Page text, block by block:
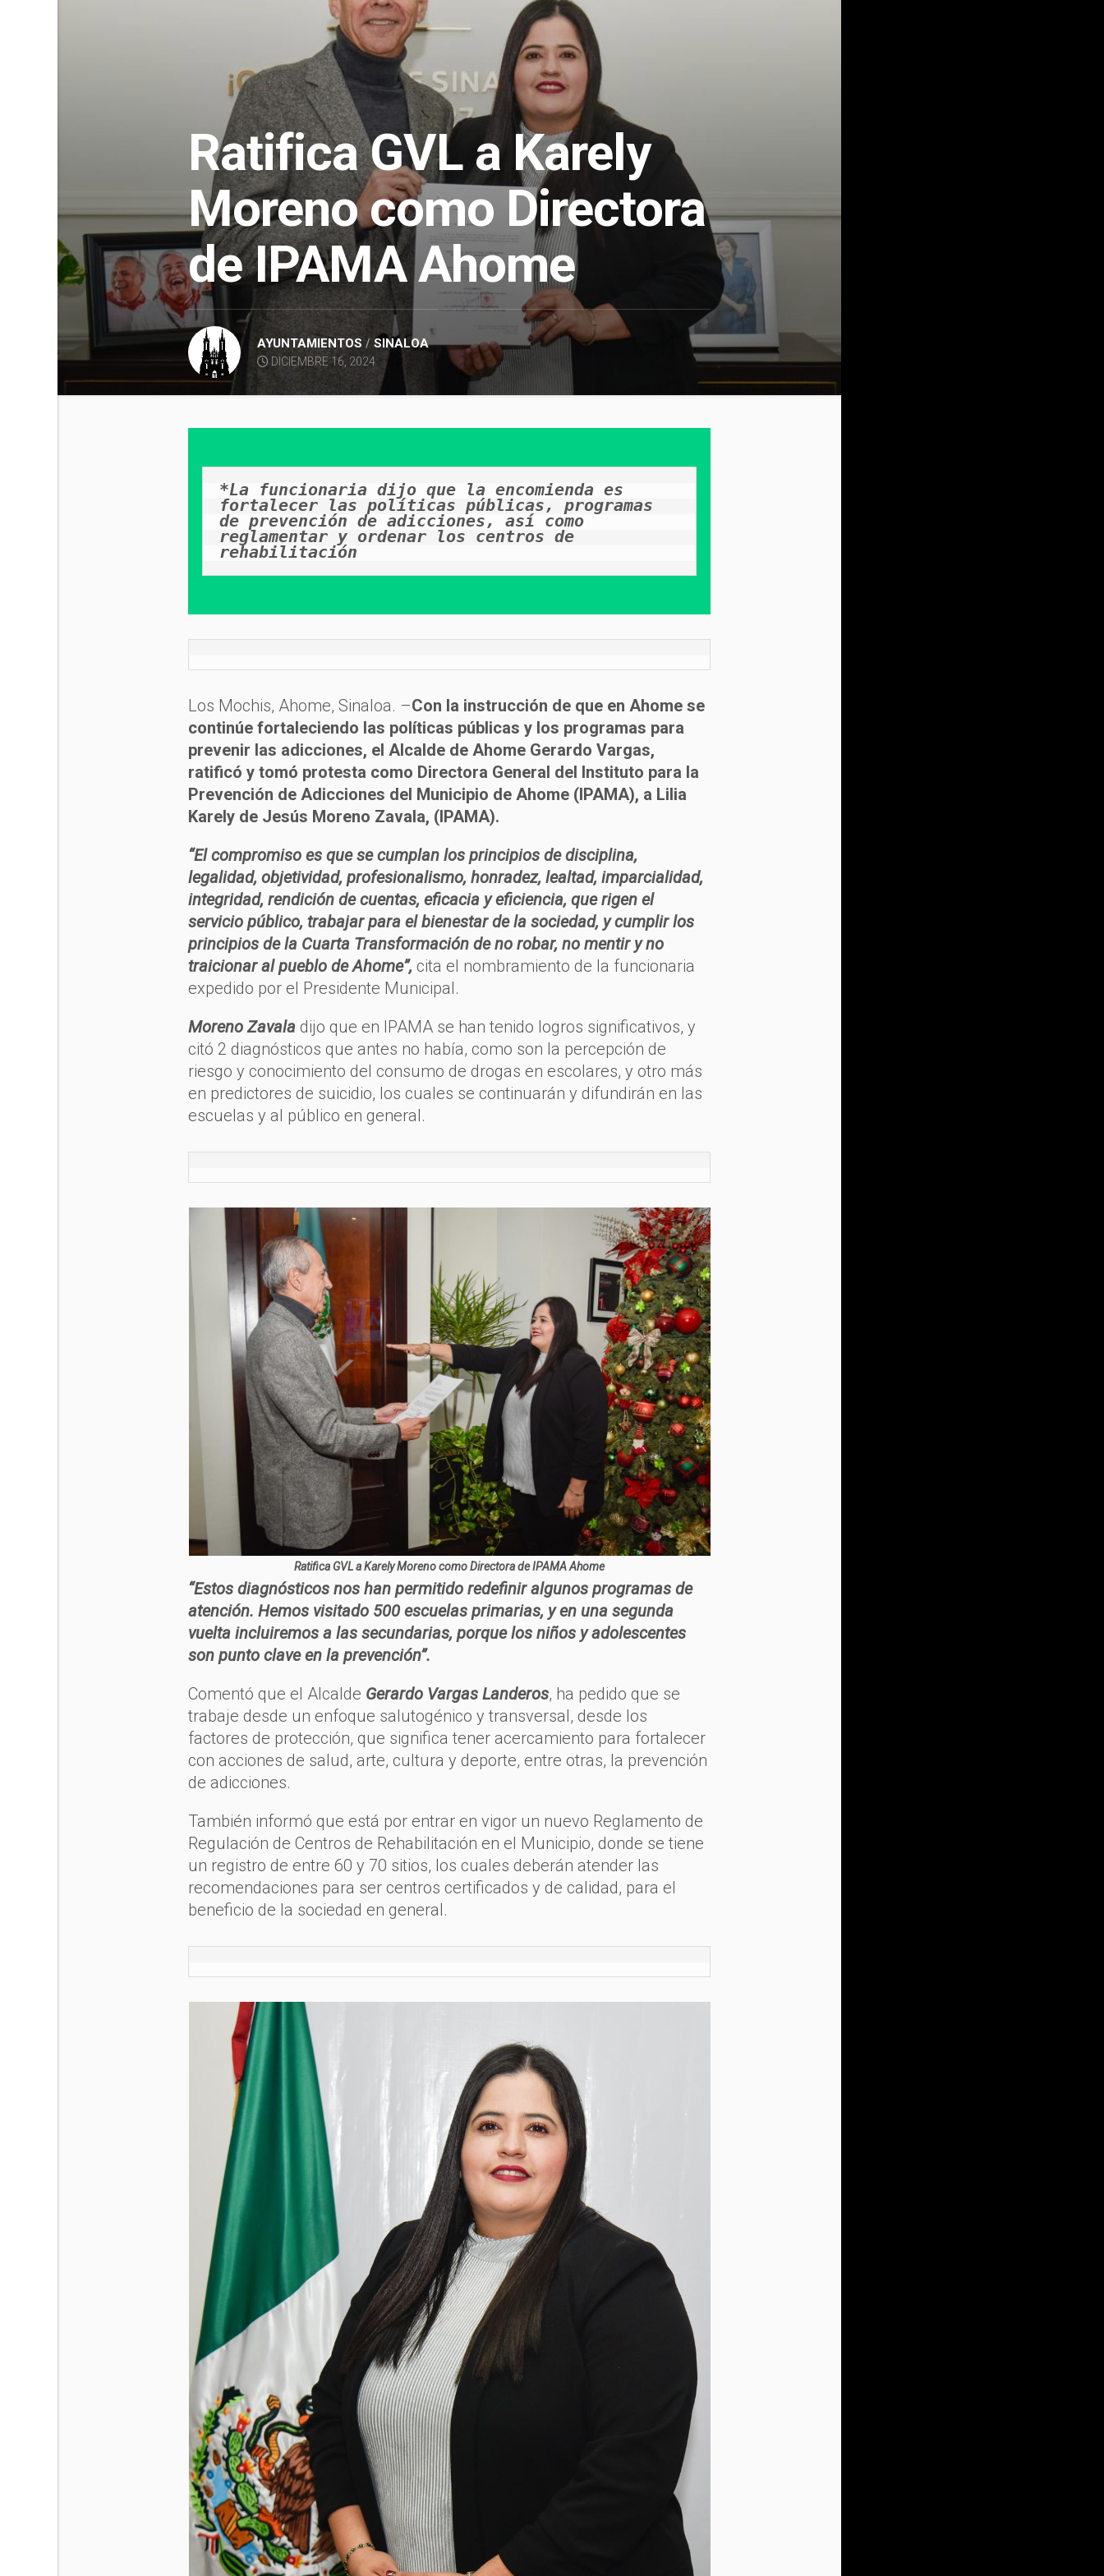
Ratifica GVL a Karely
Moreno como Directora
de IPAMA Ahome
AYUNTAMIENTOS /SINALOA
DICIEMBRE 16, 2024
*La funcionaria dijo que la encomienda es
fortalecer las políticas públicas, programas
de prevención de adicciones, así como
reglamentar y ordenar los centros de
rehabilitación
Los Mochis, Ahome, Sinaloa. –Con la instrucción de que en Ahome se
continúe fortaleciendo las políticas públicas y los programas para
prevenir las adicciones, el Alcalde de Ahome Gerardo Vargas,
ratificó y tomó protesta como Directora General del Instituto para la
Prevención de Adicciones del Municipio de Ahome (IPAMA), a Lilia
Karely de Jesús Moreno Zavala, (IPAMA).
“El compromiso es que se cumplan los principios de disciplina,
legalidad, objetividad, profesionalismo, honradez, lealtad, imparcialidad,
integridad, rendición de cuentas, eficacia y eficiencia, que rigen el
servicio público, trabajar para el bienestar de la sociedad, y cumplir los
principios de la Cuarta Transformación de no robar, no mentir y no
traicionar al pueblo de Ahome”, cita el nombramiento de la funcionaria
expedido por el Presidente Municipal.
Moreno Zavala dijo que en IPAMA se han tenido logros significativos, y
citó 2 diagnósticos que antes no había, como son la percepción de
riesgo y conocimiento del consumo de drogas en escolares, y otro más
en predictores de suicidio, los cuales se continuarán y difundirán en las
escuelas y al público en general.
Ratifica GVL a Karely Moreno como Directora de IPAMA Ahome
“Estos diagnósticos nos han permitido redefinir algunos programas de
atención. Hemos visitado 500 escuelas primarias, y en una segunda
vuelta incluiremos a las secundarias, porque los niños y adolescentes
son punto clave en la prevención”.
Comentó que el Alcalde Gerardo Vargas Landeros, ha pedido que se
trabaje desde un enfoque salutogénico y transversal, desde los
factores de protección, que significa tener acercamiento para fortalecer
con acciones de salud, arte, cultura y deporte, entre otras, la prevención
de adicciones.
También informó que está por entrar en vigor un nuevo Reglamento de
Regulación de Centros de Rehabilitación en el Municipio, donde se tiene
un registro de entre 60 y 70 sitios, los cuales deberán atender las
recomendaciones para ser centros certificados y de calidad, para el
beneficio de la sociedad en general.